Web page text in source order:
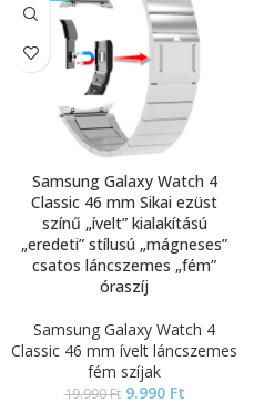
Samsung Galaxy Watch 4
Classic 46 mm Sikai ezüst
színű „ívelt” kialakítású
„eredeti” stílusú „mágneses”
csatos láncszemes „fém”
óraszíj
Samsung Galaxy Watch 4
Classic 46 mm ívelt láncszemes
fém szíjak
19.990Ft 9.990 Ft